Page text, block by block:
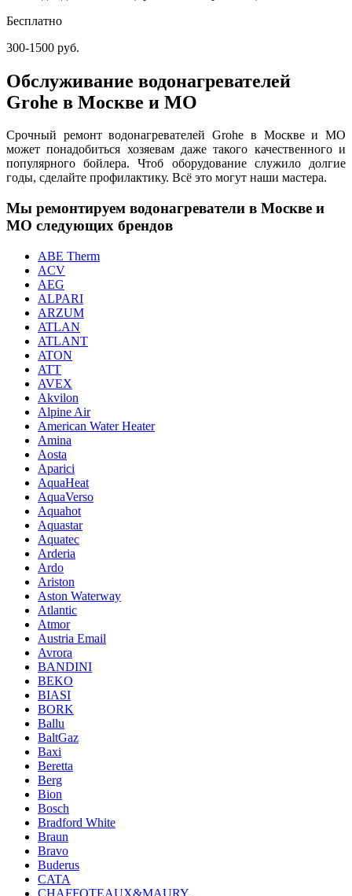
Бесплатно
300-1500 руб.
Обслуживание водонагревателей
Grohe в Москве и МО
Срочный ремонт водонагревателей Grohe в Москве и МО
может понадобиться хозяевам даже такого качественного и
популярного бойлера. Чтоб оборудование служило долгие
годы, сделайте профилактику. Всё это могут наши мастера.
Мы ремонтируем водонагреватели в Москве и
МО следующих брендов
ABE Therm
ACV
AEG
ALPARI
ARZUM
ATLAN
ATLANT
ATON
ATT
AVEX
Akvilon
Alpine Air
American Water Heater
Amina
Aosta
Aparici
AquaHeat
AquaVerso
Aquahot
Aquastar
Aquatec
Arderia
Ardo
Ariston
Aston Waterway
Atlantic
Atmor
Austria Email
Avrora
BANDINI
BEKO
BIASI
BORK
Ballu
BaltGaz
Baxi
Beretta
Berg
Bion
Bosch
Bradford White
Braun
Bravo
Buderus
CATA
CHAFFOTEAUX&MAURY